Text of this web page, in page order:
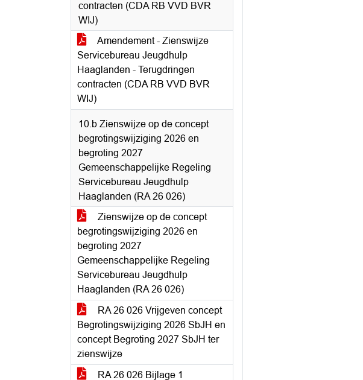
contracten (CDA RB VVD BVR
WIJ)
Amendement - Zienswijze
Servicebureau Jeugdhulp
Haaglanden - Terugdringen
contracten (CDA RB VVD BVR
WIJ)
10.b Zienswijze op de concept
begrotingswijziging 2026 en
begroting 2027
Gemeenschappelijke Regeling
Servicebureau Jeugdhulp
Haaglanden (RA 26 026)
Zienswijze op de concept
begrotingswijziging 2026 en
begroting 2027
Gemeenschappelijke Regeling
Servicebureau Jeugdhulp
Haaglanden (RA 26 026)
RA 26 026 Vrijgeven concept
Begrotingswijziging 2026 SbJH en
concept Begroting 2027 SbJH ter
zienswijze
RA 26 026 Bijlage 1